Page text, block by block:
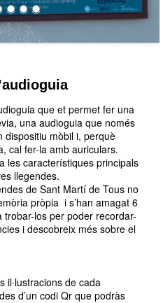
que et permet fer una
una audioguia que només
dispositiu mòbil i, perquè
cal fer-la amb auriculars.
les característiques principals
llegendes.
de Sant Martí de Tous no
pròpia i s’han amagat 6
trobar-los per poder recordar-
i descobreix més sobre el
il·lustracions de cada
d’un codi Qr que podràs